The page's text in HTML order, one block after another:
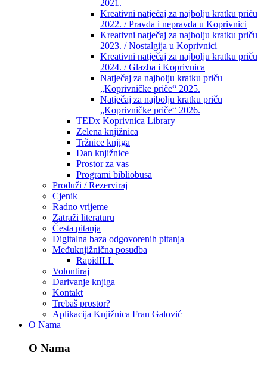
2021.
Kreativni natječaj za najbolju kratku priču
2022. / Pravda i nepravda u Koprivnici
Kreativni natječaj za najbolju kratku priču
2023. / Nostalgija u Koprivnici
Kreativni natječaj za najbolju kratku priču
2024. / Glazba i Koprivnica
Natječaj za najbolju kratku priču
„Koprivničke priče“ 2025.
Natječaj za najbolju kratku priču
„Koprivničke priče“ 2026.
TEDx Koprivnica Library
Zelena knjižnica
Tržnice knjiga
Dan knjižnice
Prostor za vas
Programi bibliobusa
Produži / Rezerviraj
Cjenik
Radno vrijeme
Zatraži literaturu
Česta pitanja
Digitalna baza odgovorenih pitanja
Međuknjižnična posudba
RapidILL
Volontiraj
Darivanje knjiga
Kontakt
Trebaš prostor?
Aplikacija Knjižnica Fran Galović
O Nama
O Nama